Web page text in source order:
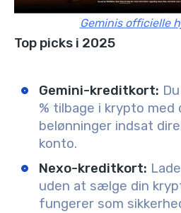
Geminis officielle
Top picks i 2025
Gemini-kreditkort:
% tilbage i krypto med
belønninger indsat
konto.
Nexo-kreditkort:
uden at sælge din
fungerer som